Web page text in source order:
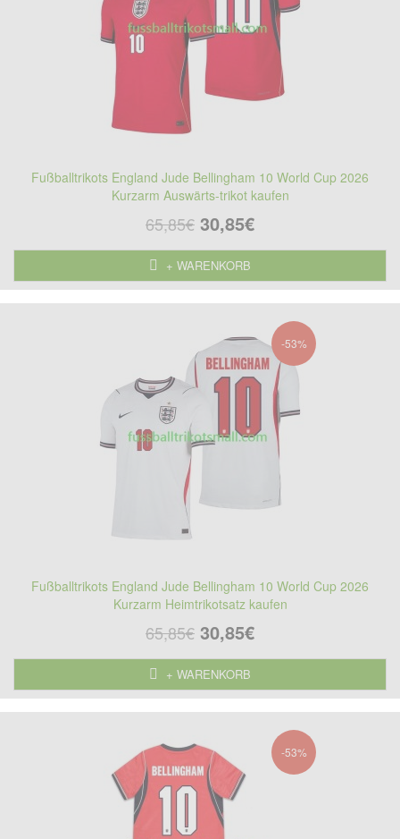
Fußballtrikots England Jude Bellingham 10 World Cup 2026
Kurzarm Auswärts-trikot kaufen
65,85€ 30,85€
+ WARENKORB
-53%
Fußballtrikots England Jude Bellingham 10 World Cup 2026
Kurzarm Heimtrikotsatz kaufen
65,85€ 30,85€
+ WARENKORB
-53%